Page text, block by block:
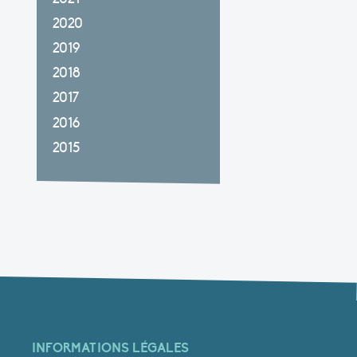
2020
2019
2018
2017
2016
2015
INFORMATIONS LÉGALES